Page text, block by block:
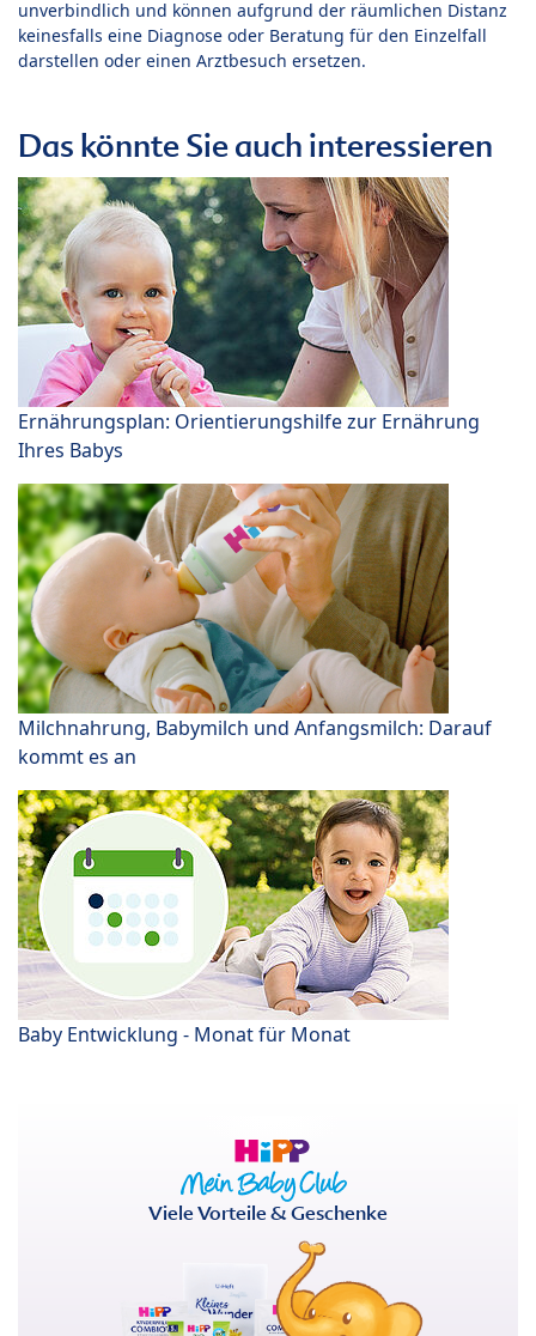
unverbindlich und können aufgrund der räumlichen Distanz
keinesfalls eine Diagnose oder Beratung für den Einzelfall
darstellen oder einen Arztbesuch ersetzen.
Das könnte Sie auch interessieren
Ernährungsplan: Orientierungshilfe zur Ernährung
Ihres Babys
Milchnahrung, Babymilch und Anfangsmilch: Darauf
kommt es an
Baby Entwicklung - Monat für Monat
Viele Vorteile & Geschenke